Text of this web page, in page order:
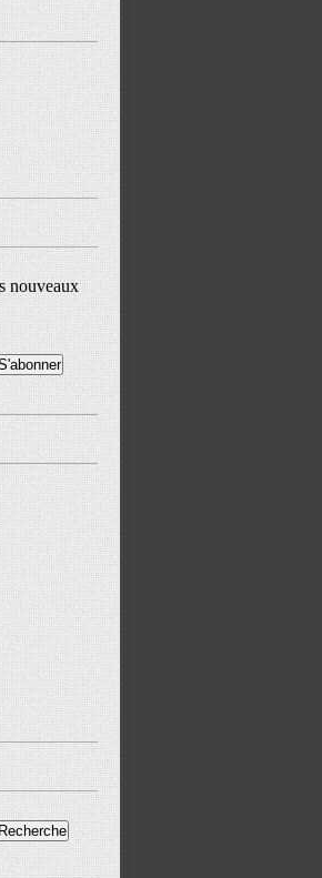
nouveaux